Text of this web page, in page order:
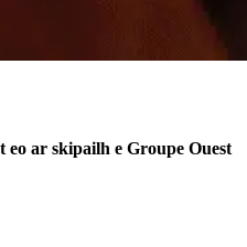
ar skipailh e Groupe Ouest